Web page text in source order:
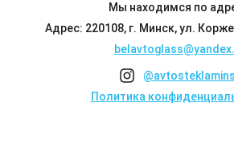
Мы находимся по
Адрес: 220108, г. Минск, ул.
Политика